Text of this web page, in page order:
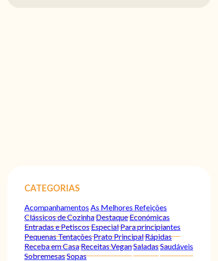
CATEGORIAS
Acompanhamentos As Melhores Refeições
Clássicos de CozinhaDestaqueEconómicas
Entradas e PetiscosEspecialPara principiantes
Pequenas TentaçõesPrato PrincipalRápidas
Receba em CasaReceitas VeganSaladasSaudáveis
SobremesasSopas